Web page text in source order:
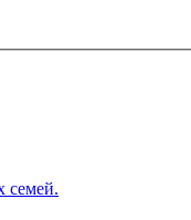
семей.